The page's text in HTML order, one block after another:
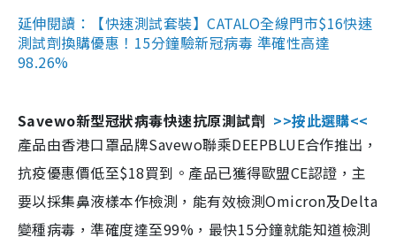
延伸閱讀：【快速測試套裝】CATALO全線門市$16快速
測試劑換購優惠！15分鐘驗新冠病毒 準確性高達
98.26%
Savewo新型冠狀病毒快速抗原測試劑 >>按此選購<<
產品由香港口罩品牌Savewo聯乘DEEPBLUE合作推出，
抗疫優惠價低至$18買到。產品已獲得歐盟CE認證，主
要以採集鼻液樣本作檢測，能有效檢測Omicron及Delta
變種病毒，準確度達至99%，最快15分鐘就能知道檢測